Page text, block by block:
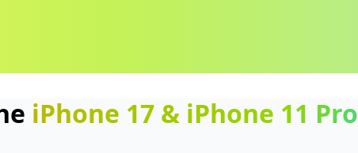
iPhone 17 & iPhone 11 Pro